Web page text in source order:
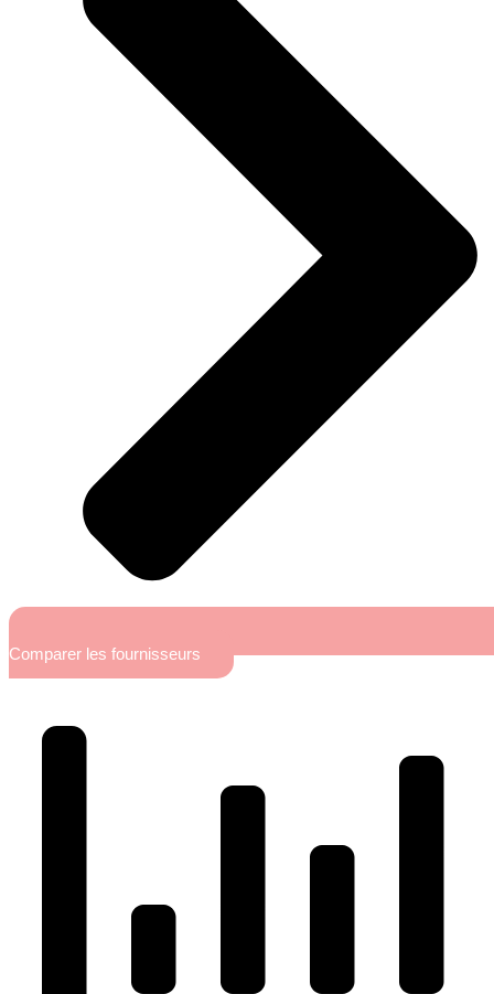
Comparer les fournisseurs